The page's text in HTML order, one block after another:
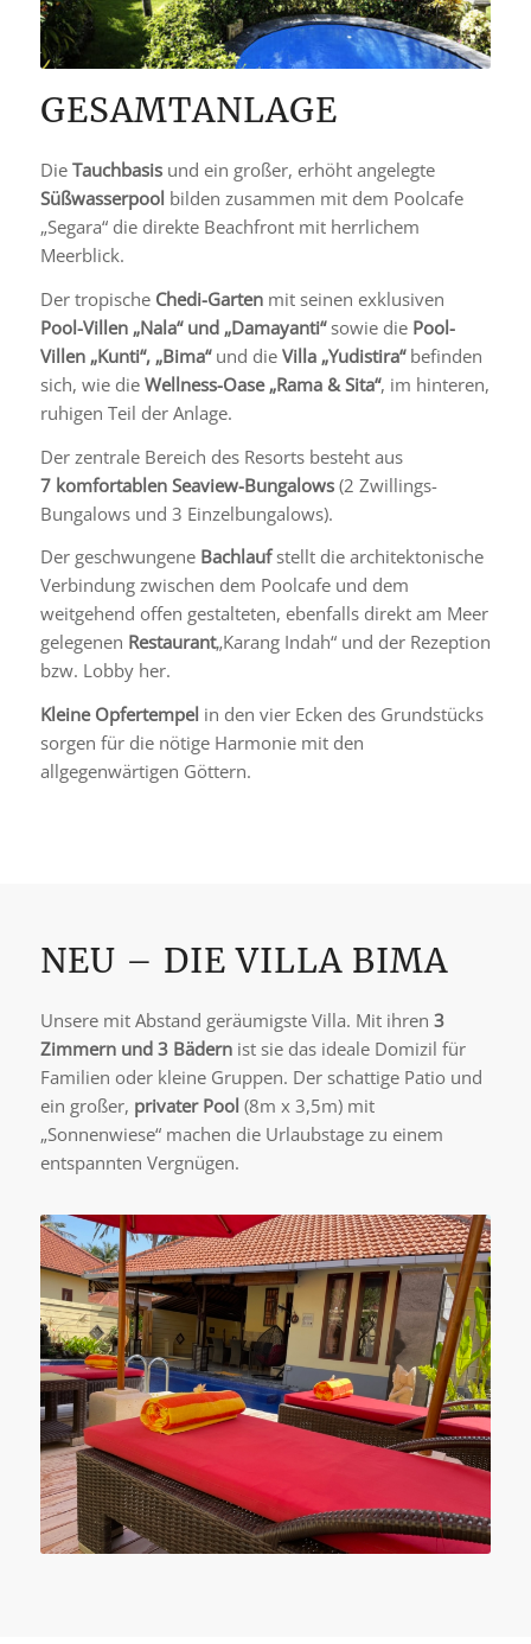
GESAMTANLAGE
Die Tauchbasisund ein großer, erhöht angelegte
Süßwasserpool bilden zusammen mit dem Poolcafe
„Segara“ die direkte Beachfront mit herrlichem
Meerblick.
Der tropische Chedi-Gartenmit seinen exklusiven
Pool-Villen „Nala“ und „Damayanti“sowie die Pool-
Villen „Kunti“, „Bima“und die Villa „Yudistira“ befinden
sich, wie die Wellness-Oase „Rama & Sita“, im hinteren,
ruhigen Teil der Anlage.
Der zentrale Bereich des Resorts besteht aus
7 komfortablen Seaview-Bungalows(2 Zwillings-
Bungalows und 3 Einzelbungalows).
Der geschwungene Bachlaufstellt die architektonische
Verbindung zwischen dem Poolcafe und dem
weitgehend offen gestalteten, ebenfalls direkt am Meer
gelegenen Restaurant„Karang Indah“ und der Rezeption
bzw. Lobby her.
Kleine Opfertempel in den vier Ecken des Grundstücks
sorgen für die nötige Harmonie mit den
allgegenwärtigen Göttern.
NEU – DIE VILLA BIMA
Unsere mit Abstand geräumigste Villa. Mit ihren 3
Zimmern und 3 Bädernist sie das ideale Domizil für
Familien oder kleine Gruppen. Der schattige Patio und
ein großer, privater Pool (8m x 3,5m) mit
„Sonnenwiese“ machen die Urlaubstage zu einem
entspannten Vergnügen.